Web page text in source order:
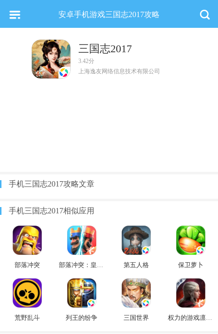
安卓手机游戏三国志2017攻略
三国志2017
3.42分
上海逸友网络信息技术有限公司
手机三国志2017攻略文章
手机三国志2017相似应用
部落冲突 部落冲突：皇室战争 第五人格 保卫萝卜
荒野乱斗 列王的纷争 三国世界 权力的游戏凛冬将至